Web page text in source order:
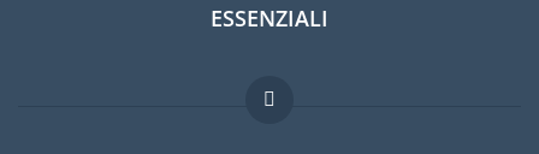
ESSENZIALI
Forum per expat